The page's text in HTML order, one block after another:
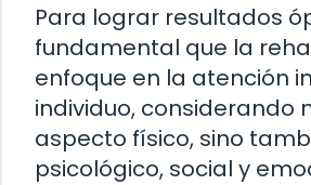
Para lograr resultados
fundamental que la
enfoque en la atención
individuo, considerando
aspecto físico, sino
psicológico, social y